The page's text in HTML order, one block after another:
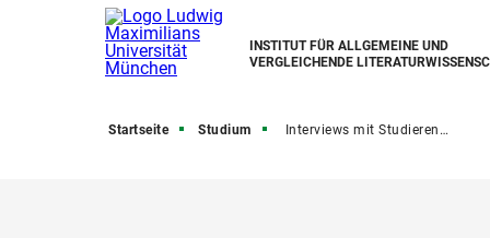
INSTITUT FÜR ALLGEMEINE UND
VERGLEICHENDE
Startseite Studium Interviews mit Studierenden